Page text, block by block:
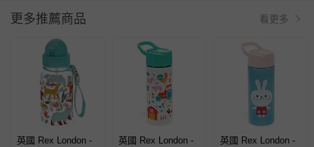
更多推薦商品 看更多
英國 Rex London -
英國 Rex London -
英國 Rex London -